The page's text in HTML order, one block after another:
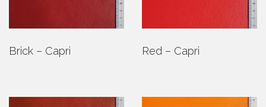
Brick – Capri Red – Capri